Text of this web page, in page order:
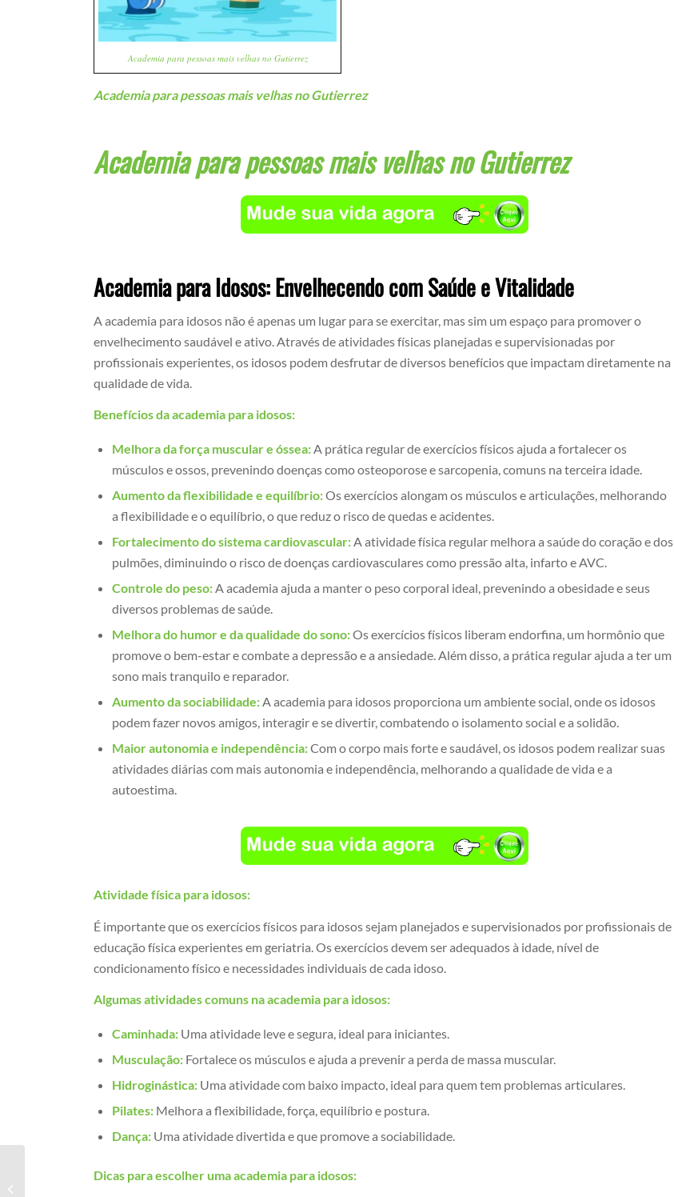
Academia para pessoas mais velhas no Gutierrez
Academia para pessoas mais velhas no Gutierrez
Academia para pessoas mais velhas no Gutierrez
Academia para Idosos: Envelhecendo com Saúde e Vitalidade
A academia para idosos não é apenas um lugar para se exercitar, mas sim um espaço para promover o
envelhecimento saudável e ativo. Através de atividades físicas planejadas e supervisionadas por
profissionais experientes, os idosos podem desfrutar de diversos benefícios que impactam diretamente na
qualidade de vida.
Benefícios da academia para idosos:
Melhora da força muscular e óssea:A prática regular de exercícios físicos ajuda a fortalecer os
músculos e ossos, prevenindo doenças como osteoporose e sarcopenia, comuns na terceira idade.
Aumento da flexibilidade e equilíbrio:Os exercícios alongam os músculos e articulações, melhorando
a flexibilidade e o equilíbrio, o que reduz o risco de quedas e acidentes.
Fortalecimento do sistema cardiovascular:A atividade física regular melhora a saúde do coração e dos
pulmões, diminuindo o risco de doenças cardiovasculares como pressão alta, infarto e AVC.
Controle do peso:A academia ajuda a manter o peso corporal ideal, prevenindo a obesidade e seus
diversos problemas de saúde.
Melhora do humor e da qualidade do sono:Os exercícios físicos liberam endorfina, um hormônio que
promove o bem-estar e combate a depressão e a ansiedade. Além disso, a prática regular ajuda a ter um
sono mais tranquilo e reparador.
Aumento da sociabilidade:A academia para idosos proporciona um ambiente social, onde os idosos
podem fazer novos amigos, interagir e se divertir, combatendo o isolamento social e a solidão.
Maior autonomia e independência:Com o corpo mais forte e saudável, os idosos podem realizar suas
atividades diárias com mais autonomia e independência, melhorando a qualidade de vida e a
autoestima.
Atividade física para idosos:
É importante que os exercícios físicos para idosos sejam planejados e supervisionados por profissionais de
educação física experientes em geriatria. Os exercícios devem ser adequados à idade, nível de
condicionamento físico e necessidades individuais de cada idoso.
Algumas atividades comuns na academia para idosos:
Caminhada: Uma atividade leve e segura, ideal para iniciantes.
Musculação: Fortalece os músculos e ajuda a prevenir a perda de massa muscular.
Hidroginástica: Uma atividade com baixo impacto, ideal para quem tem problemas articulares.
Pilates: Melhora a flexibilidade, força, equilíbrio e postura.
Dança: Uma atividade divertida e que promove a sociabilidade.
Dicas para escolher uma academia para idosos:
Academia para pessoas